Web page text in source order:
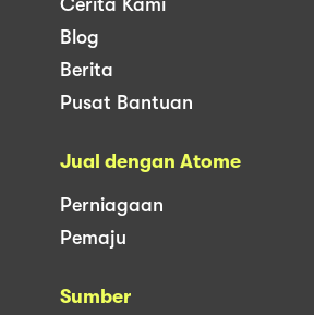
Cerita Kami
Blog
Berita
Pusat Bantuan
Jual dengan Atome
Perniagaan
Pemaju
Sumber